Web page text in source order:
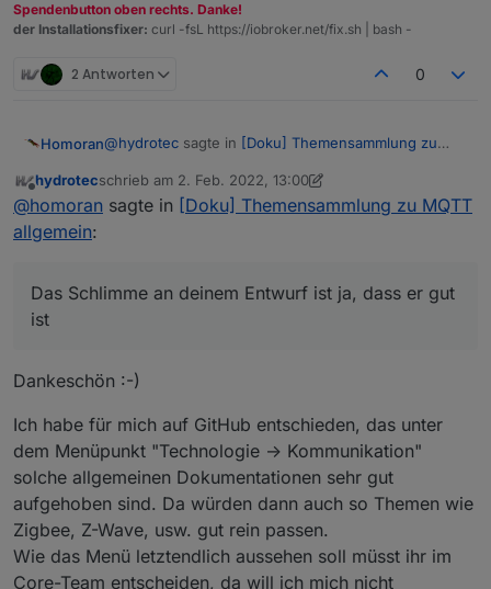
Spendenbutton oben rechts. Danke!
der Installationsfixer: curl -fsL https://iobroker.net/fix.sh | bash -
2 Antworten 0
Homoran@hydrotec sagte in [Doku] Themensammlung zu
Eine allgemeine Dokumentation, und nicht auf
Eine Entscheidungshilfe was ein Interessierter User
für seine Fragestellung nehmen soll wäre wohl der
abgesehen davon, ob der Punkt noch eingeschoben
wirklich etwas sagt, bleibt dahingestellt.
Was außer MQTT sollte dann da noch drunter fallen?
Offline
hydrotecschrieb am 2. Feb. 2022, 13:00
zuletzt editiert von hydrotec2. Feb. 2022, 14:01
@homoran sagte in [Doku] Themensammlung zu MQTT
allgemein:
Das Schlimme an deinem Entwurf ist ja, dass er gut
ist
Dankeschön :-)
Ich habe für mich auf GitHub entschieden, das unter
dem Menüpunkt "Technologie -> Kommunikation"
solche allgemeinen Dokumentationen sehr gut
aufgehoben sind. Da würden dann auch so Themen wie
Zigbee, Z-Wave, usw. gut rein passen.
Wie das Menü letztendlich aussehen soll müsst ihr im
Core-Team entscheiden, da will ich mich nicht